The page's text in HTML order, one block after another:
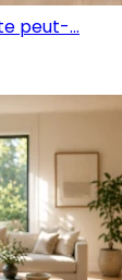
peut-...